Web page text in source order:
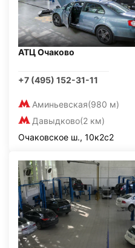
АТЦ Очаково
+7 (495) 152-31-11
Аминьевская(980 м)
Давыдково(2 км)
Очаковское ш., 10к2с2